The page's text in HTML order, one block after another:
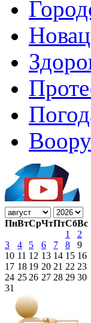
ПнВтСрЧтПтСбВс
1
2
3
4 5 6 7 8
9
10 11 12 13 14 15 16
17 18 19 20 21 22 23
24 25 26 27 28 29 30
31